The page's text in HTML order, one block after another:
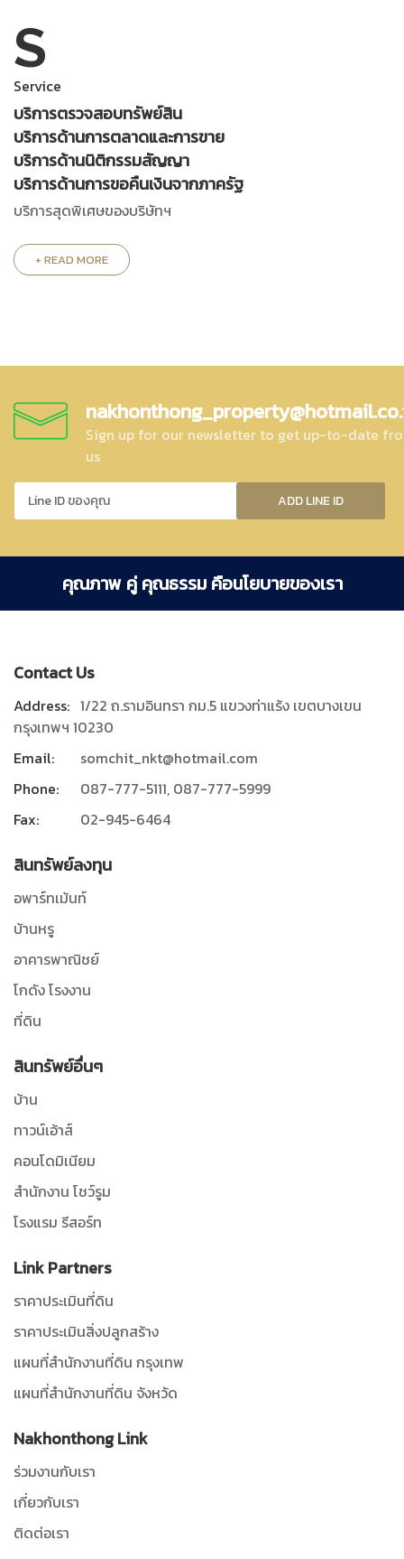
S
Service
บริการตรวจสอบทรัพย์สิน
บริการด้านการตลาดและการขาย
บริการด้านนิติกรรมสัญญา
บริการด้านการขอคืนเงินจากภาครัฐ
บริการสุดพิเศษของบริษัทฯ
+ READ MORE
Sign up for our newsletter to get up-to-date
us
ADD LINE ID
คุณภาพ คู่ คุณธรรม คือนโยบายของเรา
Contact Us
Address: 1/22 ถ.รามอินทรา กม.5 แขวงท่าแร้ง เขตบางเขน
กรุงเทพฯ 10230
Email:
somchit_nkt@hotmail.com
Phone:
087-777-5111, 087-777-5999
Fax:
02-945-6464
สินทรัพย์ลงทุน
อพาร์ทเม้นท์
บ้านหรู
อาคารพาณิชย์
โกดัง โรงงาน
ที่ดิน
สินทรัพย์อื่นๆ
บ้าน
ทาวน์เอ้าส์
คอนโดมิเนียม
สำนักงาน โชว์รูม
โรงแรม รีสอร์ท
Link Partners
ราคาประเมินที่ดิน
ราคาประเมินสิ่งปลูกสร้าง
แผนที่สำนักงานที่ดิน กรุงเทพ
แผนที่สำนักงานที่ดิน จังหวัด
Nakhonthong Link
ร่วมงานกับเรา
เกี่ยวกับเรา
ติดต่อเรา